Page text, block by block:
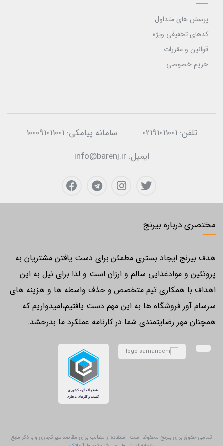
پرسش های متداول
کدهای تخفیفی ویژه
قوانین و مقررات
حریم خصوصی
تلفن:02191011001 سامانه پیامکی:100091011001
ایمیل:info@barenj.ir
مختصری درباره بیرنج
هدف بیرنج ایجاد بستری مطمئن برای دست یافتن مشتریان به
پروتئین و موادغذایی سالم و ارزان است و لذا برای نیل به این
اهداف با همکاری تیم متخصص و حذف واسطه ها و هزینه های
سرسام آور فروشگاه ها به این مهم دست یافتیم،امیدواریم که
همچنان مهر رضایتمندی شما در کارنامه عملکرد ما بدرخشد.
تمامی حقوق برای بیرنج محفوظ است. استفاده از مطالب برای مقاصد غیر تجاری و با ذکر منبع